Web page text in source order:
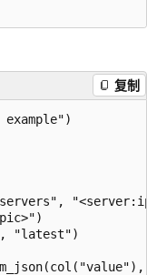
复制
example")
"latest")